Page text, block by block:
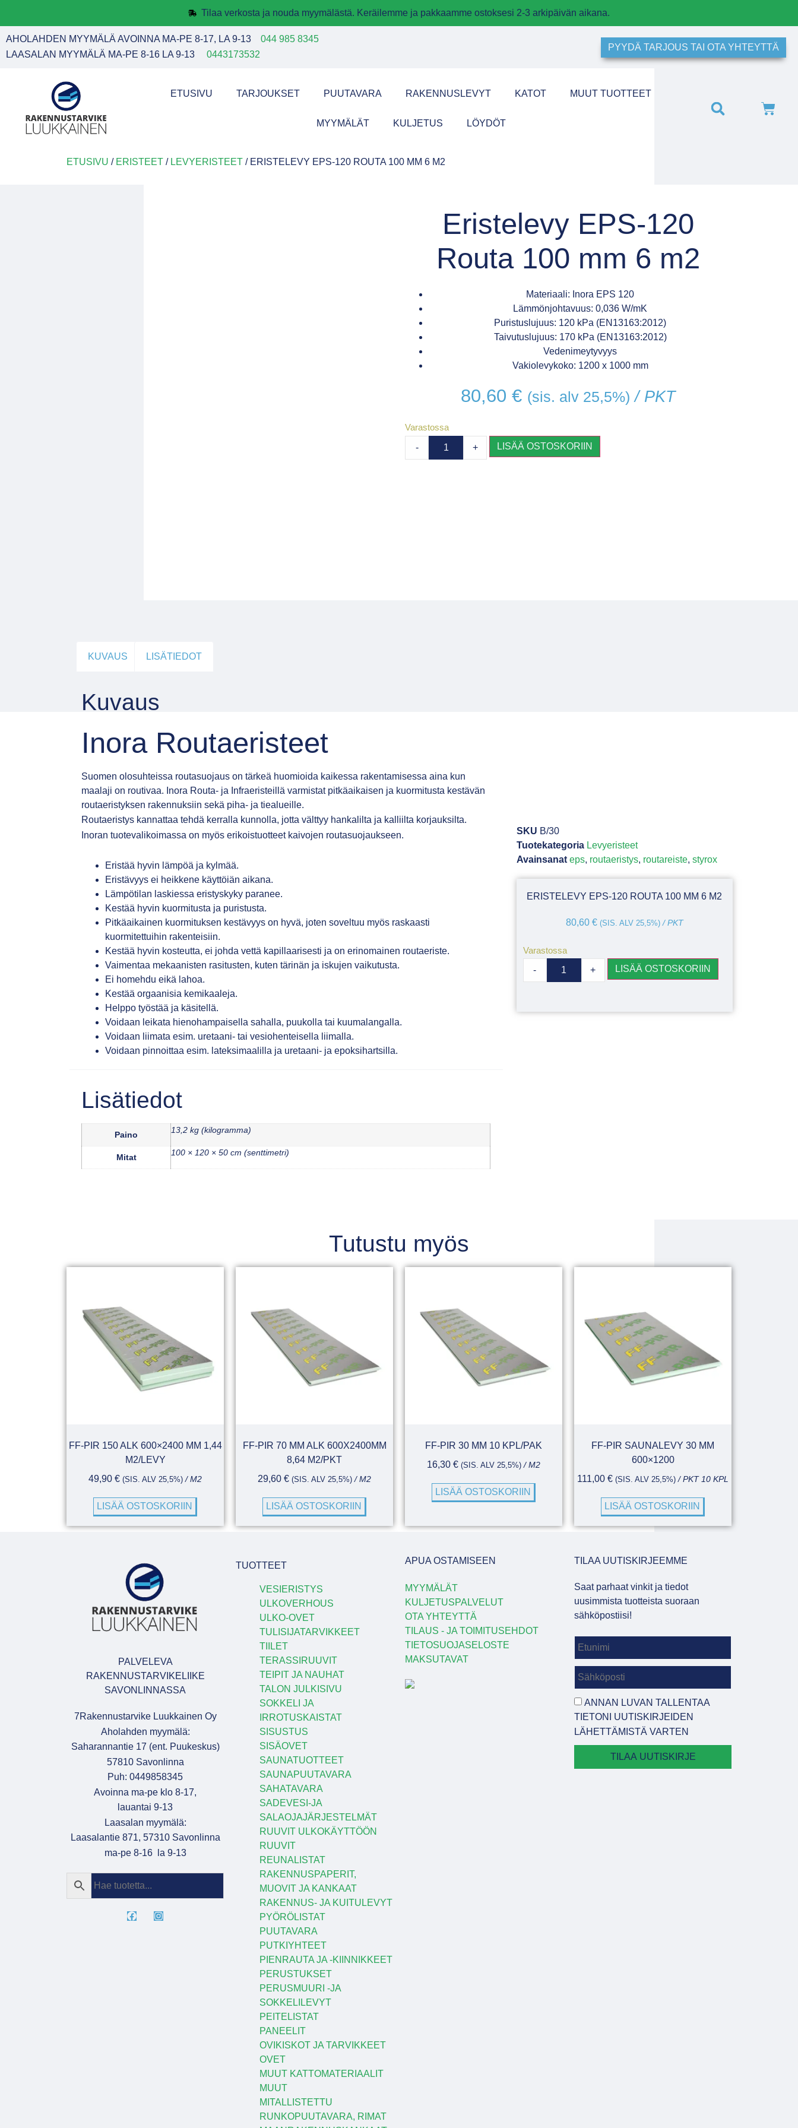
Tilaa verkosta ja nouda myymälästä. Keräilemme ja pakkaamme ostoksesi 2-3 arkipäivän aikana.
AHOLAHDEN MYYMÄLÄ AVOINNA MA-PE 8-17, LA 9-13 044 985 8345
LAASALAN MYYMÄLÄ MA-PE 8-16 LA 9-13
0443173532
PYYDÄ TARJOUS TAI OTA YHTEYTTÄ
ETUSIVU TARJOUKSET PUUTAVARA RAKENNUSLEVYT KATOT MUUT TUOTTEET
MYYMÄLÄT KULJETUS LÖYDÖT
ETUSIVU / ERISTEET / LEVYERISTEET / ERISTELEVY EPS-120 ROUTA 100 MM 6 M2
Eristelevy EPS-120
Routa 100 mm 6 m2
Materiaali: Inora EPS 120
Lämmönjohtavuus: 0,036 W/mK
Puristuslujuus: 120 kPa (EN13163:2012)
Taivutuslujuus: 170 kPa (EN13163:2012)
Vedenimeytyvyys
Vakiolevykoko: 1200 x 1000 mm
80,60 € (sis. alv 25,5%) / PKT
Varastossa
- + LISÄÄ OSTOSKORIIN
KUVAUS LISÄTIEDOT
Kuvaus
Inora Routaeristeet
Suomen olosuhteissa routasuojaus on tärkeä huomioida kaikessa rakentamisessa aina kun
maalaji on routivaa. Inora Routa- ja Infraeristeillä varmistat pitkäaikaisen ja kuormitusta kestävän
routaeristyksen rakennuksiin sekä piha- ja tiealueille.
Routaeristys kannattaa tehdä kerralla kunnolla, jotta välttyy hankalilta ja kalliilta korjauksilta.
Inoran tuotevalikoimassa on myös erikoistuotteet kaivojen routasuojaukseen.
Eristää hyvin lämpöä ja kylmää.
Eristävyys ei heikkene käyttöiän aikana.
Lämpötilan laskiessa eristyskyky paranee.
Kestää hyvin kuormitusta ja puristusta.
Pitkäaikainen kuormituksen kestävyys on hyvä, joten soveltuu myös raskaasti
kuormitettuihin rakenteisiin.
Kestää hyvin kosteutta, ei johda vettä kapillaarisesti ja on erinomainen routaeriste.
Vaimentaa mekaanisten rasitusten, kuten tärinän ja iskujen vaikutusta.
Ei homehdu eikä lahoa.
Kestää orgaanisia kemikaaleja.
Helppo työstää ja käsitellä.
Voidaan leikata hienohampaisella sahalla, puukolla tai kuumalangalla.
Voidaan liimata esim. uretaani- tai vesiohenteisella liimalla.
Voidaan pinnoittaa esim. lateksimaalilla ja uretaani- ja epoksihartsilla.
Lisätiedot
Paino 13,2 kg (kilogramma)
Mitat 100 × 120 × 50 cm (senttimetri)
SKU B/30
Tuotekategoria Levyeristeet
Avainsanat eps, routaeristys, routareiste, styrox
ERISTELEVY EPS-120 ROUTA 100 MM 6 M2
80,60 € (SIS. ALV 25,5%)/ PKT
Varastossa
- + LISÄÄ OSTOSKORIIN
Tutustu myös
FF-PIR 150 ALK 600×2400 MM 1,44
M2/LEVY
49,90 € (SIS. ALV 25,5%) / M2
LISÄÄ OSTOSKORIIN
FF-PIR 70 MM ALK 600X2400MM
8,64 M2/PKT
29,60 € (SIS. ALV 25,5%) / M2
LISÄÄ OSTOSKORIIN
FF-PIR 30 MM 10 KPL/PAK
16,30 € (SIS. ALV 25,5%) / M2
LISÄÄ OSTOSKORIIN
FF-PIR SAUNALEVY 30 MM
600×1200
111,00 € (SIS. ALV 25,5%) / PKT 10 KPL
LISÄÄ OSTOSKORIIN
PALVELEVA
RAKENNUSTARVIKELIIKE
SAVONLINNASSA
7Rakennustarvike Luukkainen Oy
Aholahden myymälä:
Saharannantie 17 (ent. Puukeskus)
57810 Savonlinna
Puh: 0449858345
Avoinna ma-pe klo 8-17,
lauantai 9-13
Laasalan myymälä:
Laasalantie 871, 57310 Savonlinna
ma-pe 8-16 la 9-13
TUOTTEET
VESIERISTYS
ULKOVERHOUS
ULKO-OVET
TULISIJATARVIKKEET
TIILET
TERASSIRUUVIT
TEIPIT JA NAUHAT
TALON JULKISIVU
SOKKELI JA
IRROTUSKAISTAT
SISUSTUS
SISÄOVET
SAUNATUOTTEET
SAUNAPUUTAVARA
SAHATAVARA
SADEVESI-JA
SALAOJAJÄRJESTELMÄT
RUUVIT ULKOKÄYTTÖÖN
RUUVIT
REUNALISTAT
RAKENNUSPAPERIT,
MUOVIT JA KANKAAT
RAKENNUS- JA KUITULEVYT
PYÖRÖLISTAT
PUUTAVARA
PUTKIYHTEET
PIENRAUTA JA -KIINNIKKEET
PERUSTUKSET
PERUSMUURI -JA
SOKKELILEVYT
PEITELISTAT
PANEELIT
OVIKISKOT JA TARVIKKEET
OVET
MUUT KATTOMATERIAALIT
MUUT
MITALLISTETTU
RUNKOPUUTAVARA, RIMAT
APUA OSTAMISEEN
MYYMÄLÄT
KULJETUSPALVELUT
OTA YHTEYTTÄ
TILAUS - JA TOIMITUSEHDOT
TIETOSUOJASELOSTE
MAKSUTAVAT
TILAA UUTISKIRJEEMME
Saat parhaat vinkit ja tiedot
uusimmista tuotteista suoraan
sähköpostiisi!
ANNAN LUVAN TALLENTAA
TIETONI UUTISKIRJEIDEN
LÄHETTÄMISTÄ VARTEN
TILAA UUTISKIRJE